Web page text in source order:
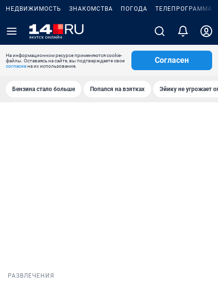
НЕДВИЖИМОСТЬ ЗНАКОМСТВА ПОГОДА ТЕЛЕПРОГРАММА
На информационном ресурсе применяются cookie-
файлы. Оставаясь на сайте, вы подтверждаете свое
согласиена их использование.
Согласен
Бензина стало больше Попался на взятках Эйику не угрожает
РАЗВЛЕЧЕНИЯ